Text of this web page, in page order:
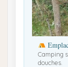
Camping
douches.